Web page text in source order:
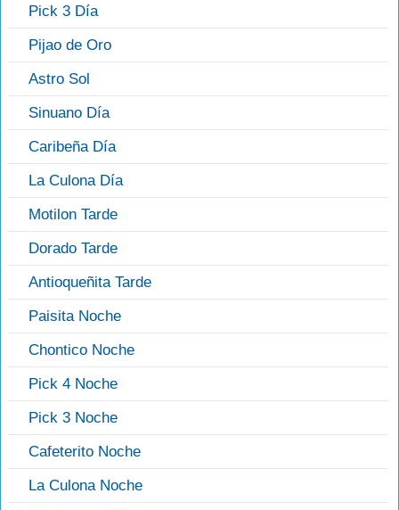
Pick 3 Día
Pijao de Oro
Astro Sol
Sinuano Día
Caribeña Día
La Culona Día
Motilon Tarde
Dorado Tarde
Antioqueñita Tarde
Paisita Noche
Chontico Noche
Pick 4 Noche
Pick 3 Noche
Cafeterito Noche
La Culona Noche